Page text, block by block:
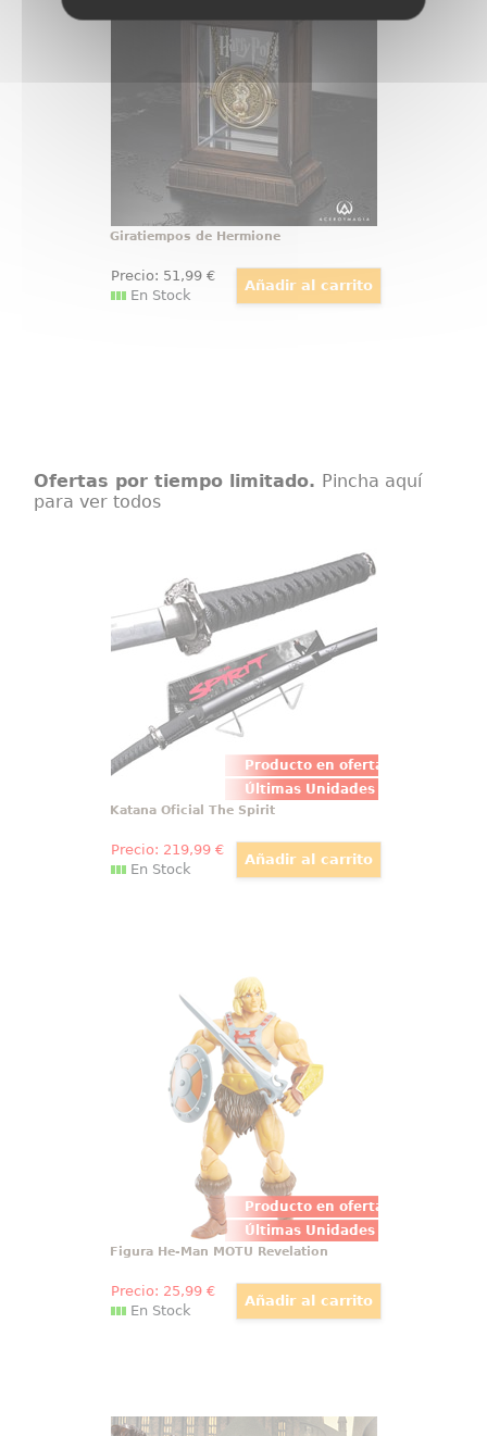
Hermione! Esta réplica ha sido
realizada con total fidelidad al
giratiempos que aparece en la
película de Harry Potter y el
Prisionero de Azkaban
Giratiempos de Hermione
Precio: 51 ,99€
En Stock
Ofertas por tiempo limitado. Pincha aquí
para ver todos
Producto en oferta
Últimas Unidades
Réplica oficial de la katana The
Spirit realizada en acero 440º,
con grabados en la hoja. Incluye
Katana Oficial The Spirit
Precio: 219,99€
En Stock
Producto en oferta
Últimas Unidades
Figura He-Man MOTU Revelation
Figura de He-Man basada en la
serie de He-man y los Masters del
Universo también conocido como
MOTU. En esta ocasión Mattel ha
realizado una nueva colección
Revelation
Figura He-Man MOTU Revelation
Precio: 25,99€
En Stock
Varita Lally Hicks Ollivanders